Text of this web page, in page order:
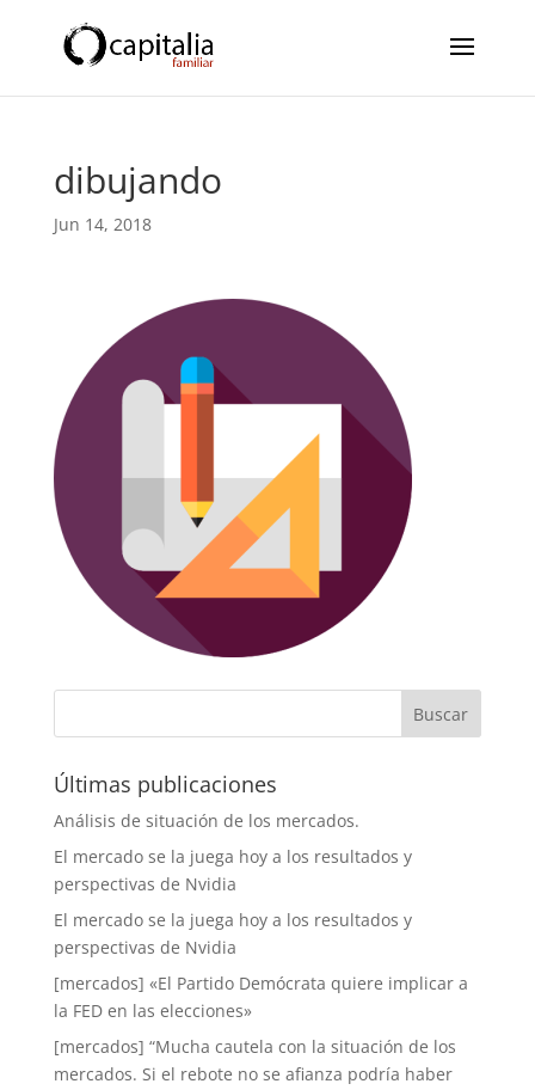
dibujando
Jun 14, 2018
Últimas publicaciones
Análisis de situación de los mercados.
El mercado se la juega hoy a los resultados y
perspectivas de Nvidia
El mercado se la juega hoy a los resultados y
perspectivas de Nvidia
[mercados] «El Partido Demócrata quiere implicar a
la FED en las elecciones»
[mercados] “Mucha cautela con la situación de los
mercados. Si el rebote no se afianza podría haber